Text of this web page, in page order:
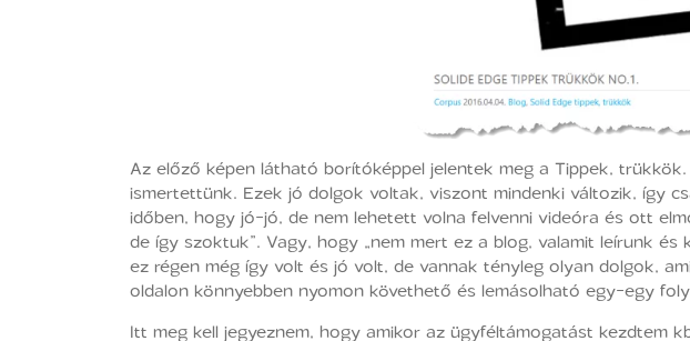
Az előző képen látható borítóképpel jelentek meg a Tippek,
ismertettünk. Ezek jó dolgok voltak, viszont mindenki változik, így
időben, hogy jó-jó, de nem lehetett volna felvenni videóra és ott
de így szoktuk”. Vagy, hogy „nem mert ez a blog, valamit leírunk
ez régen még így volt és jó volt, de vannak tényleg olyan dolgok,
oldalon könnyebben nyomon követhető és lemásolható egy-egy
Itt meg kell jegyeznem, hogy amikor az ügyféltámogatást